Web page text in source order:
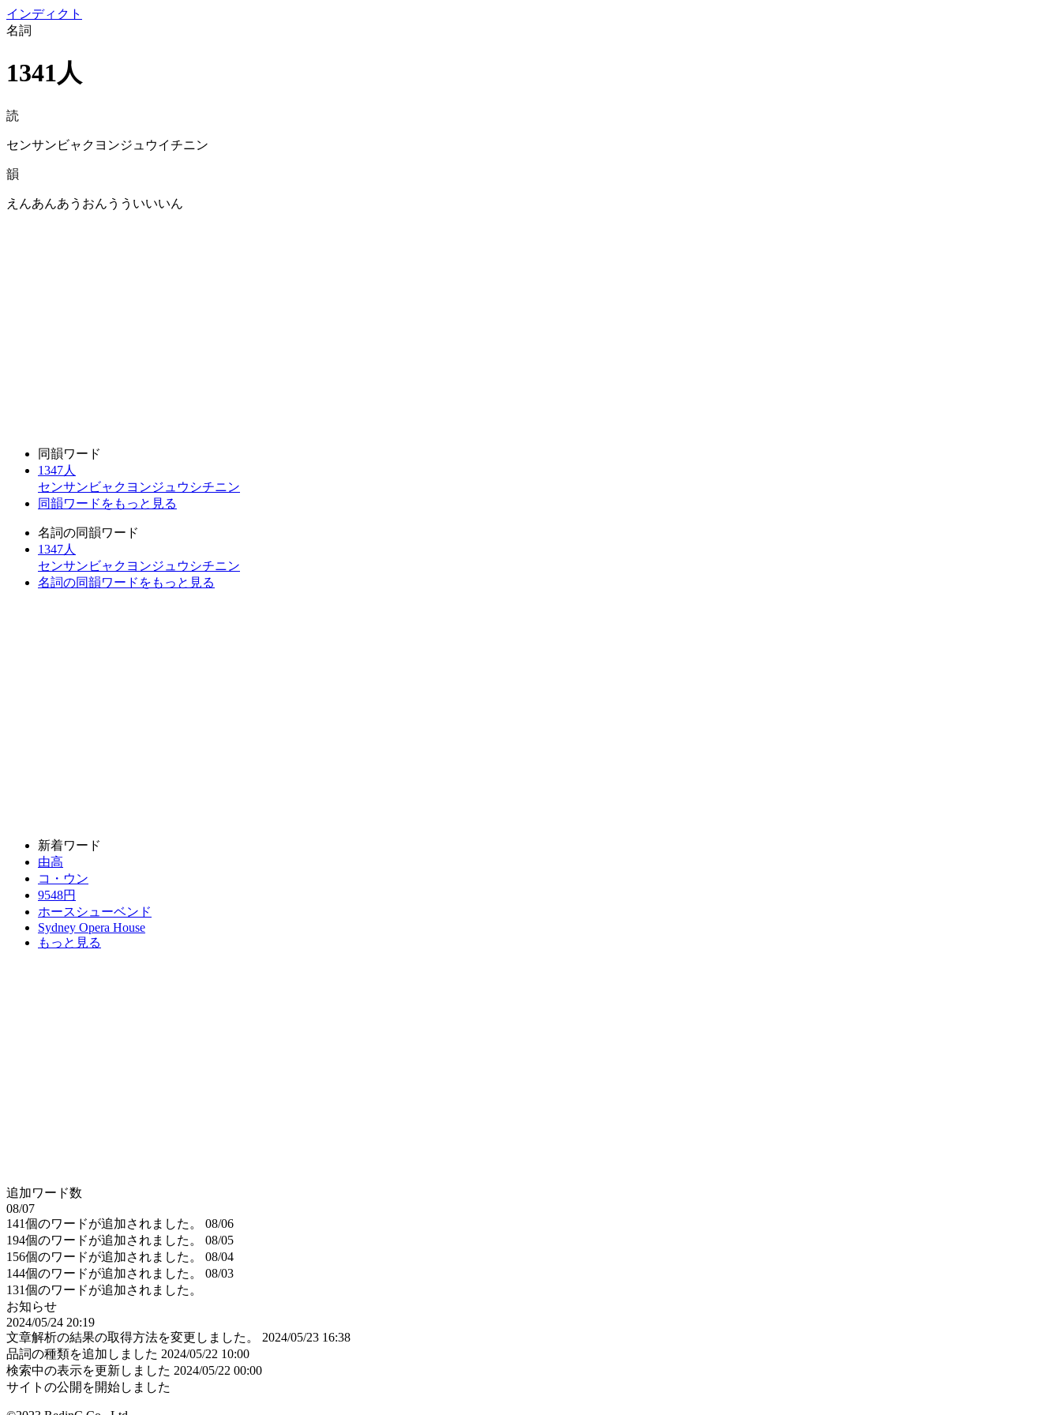
インディクト
名詞
1341人
読
センサンビャクヨンジュウイチニン
韻
えんあんあうおんうういいいん
同韻ワード
1347人
センサンビャクヨンジュウシチニン
同韻ワードをもっと見る
名詞の同韻ワード
1347人
センサンビャクヨンジュウシチニン
名詞の同韻ワードをもっと見る
新着ワード
由高
コ・ウン
9548円
ホースシューベンド
Sydney Opera House
もっと見る
追加ワード数
08/07
141個のワードが追加されました。
08/06
194個のワードが追加されました。
08/05
156個のワードが追加されました。
08/04
144個のワードが追加されました。
08/03
131個のワードが追加されました。
お知らせ
2024/05/24 20:19
文章解析の結果の取得方法を変更しました。
2024/05/23 16:38
品詞の種類を追加しました 2024/05/22 10:00
検索中の表示を更新しました 2024/05/22 00:00
サイトの公開を開始しました